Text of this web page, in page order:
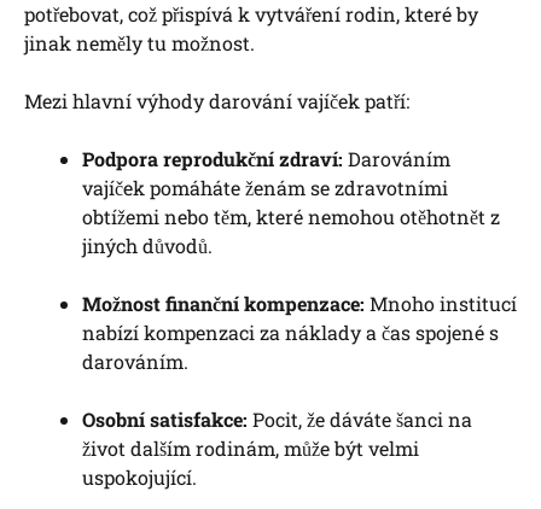
potřebovat,⁤ což přispívá k⁣ vytváření rodin, ⁣které by
jinak neměly ​tu možnost.
Mezi hlavní ‌výhody darování vajíček patří:
Podpora reprodukční ‍zdraví: Darováním
vajíček pomáháte ⁣ženám se zdravotními
obtížemi nebo těm, které nemohou otěhotnět z
jiných‍ důvodů.
Možnost finanční kompenzace: Mnoho​ institucí
nabízí ‍kompenzaci za náklady a čas spojené ⁣s⁢
darováním.
Osobní satisfakce: ‍Pocit, že dáváte šanci na
život ⁢dalším rodinám, může být velmi
uspokojující.